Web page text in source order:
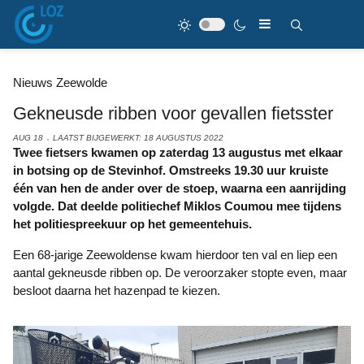
Nieuws Zeewolde
Gekneusde ribben voor gevallen fietsster
AUG 18 LAATST BIJGEWERKT: 18 AUGUSTUS 2022
Twee fietsers kwamen op zaterdag 13 augustus met elkaar
in botsing op de Stevinhof. Omstreeks 19.30 uur kruiste
één van hen de ander over de stoep, waarna een aanrijding
volgde. Dat deelde politiechef Miklos Coumou mee tijdens
het politiespreekuur op het gemeentehuis.
Een 68-jarige Zeewoldense kwam hierdoor ten val en liep een
aantal gekneusde ribben op. De veroorzaker stopte even, maar
besloot daarna het hazenpad te kiezen.